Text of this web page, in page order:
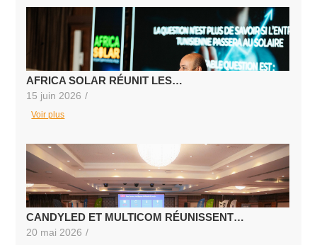
AFRICA SOLAR RÉUNIT LES…
15 juin 2026 /
Voir plus
CANDYLED ET MULTICOM RÉUNISSENT…
20 mai 2026 /